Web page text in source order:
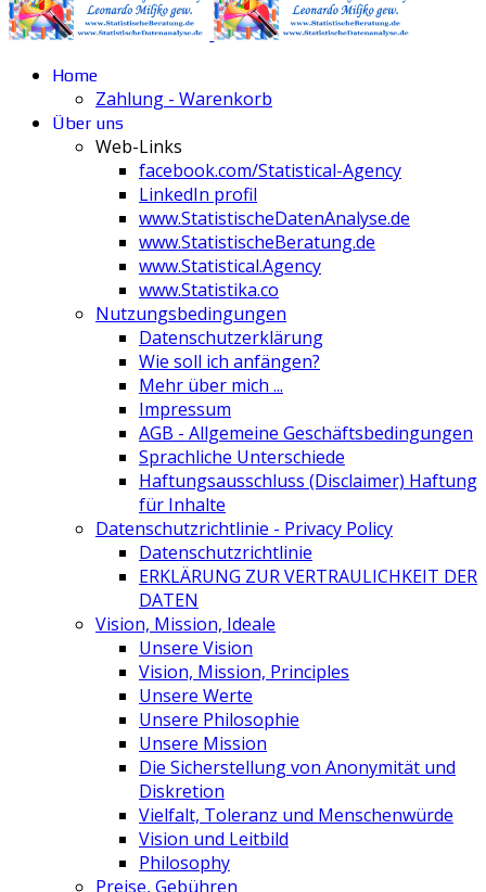
Home
Zahlung - Warenkorb
Über uns
Web-Links
facebook.com/Statistical-Agency
LinkedIn profil
www.StatistischeDatenAnalyse.de
www.StatistischeBeratung.de
www.Statistical.Agency
www.Statistika.co
Nutzungsbedingungen
Datenschutzerklärung
Wie soll ich anfängen?
Mehr über mich ...
Impressum
AGB - Allgemeine Geschäftsbedingungen
Sprachliche Unterschiede
Haftungsausschluss (Disclaimer) Haftung
für Inhalte
Datenschutzrichtlinie - Privacy Policy
Datenschutzrichtlinie
ERKLÄRUNG ZUR VERTRAULICHKEIT DER
DATEN
Vision, Mission, Ideale
Unsere Vision
Vision, Mission, Principles
Unsere Werte
Unsere Philosophie
Unsere Mission
Die Sicherstellung von Anonymität und
Diskretion
Vielfalt, Toleranz und Menschenwürde
Vision und Leitbild
Philosophy
Preise, Gebühren